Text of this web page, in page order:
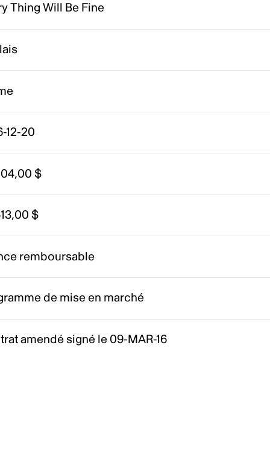
Thing Will Be Fine
12-20
$
$
remboursable
de mise en marché
amendé signé le 09-MAR-16